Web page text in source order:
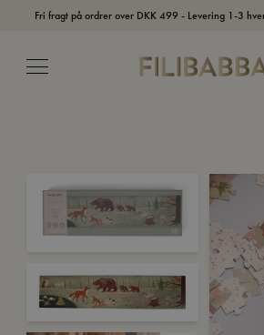
Fri fragt på ordrer over DKK 499 - Levering 1-3